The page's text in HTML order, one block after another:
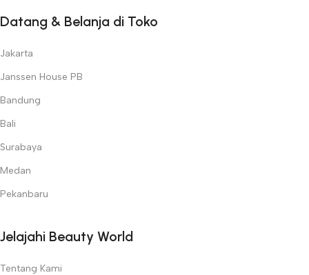
Datang & Belanja di Toko
Jakarta
Janssen House PB
Bandung
Bali
Surabaya
Medan
Pekanbaru
Jelajahi Beauty World
Tentang Kami